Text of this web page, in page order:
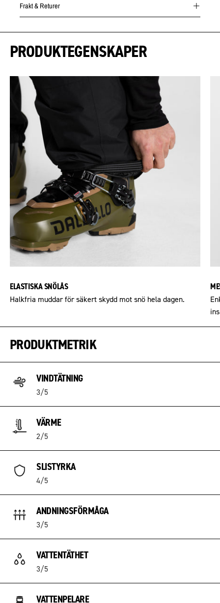
Frakt & Returer
PRODUKTEGENSKAPER
ELASTISKA SNÖLÅS
Halkfria muddar för säkert skydd mot snö hela dagen.
PRODUKTMETRIK
VINDTÄTNING
3/5
VÄRME
2/5
SLISTYRKA
4/5
ANDNINGSFÖRMÅGA
3/5
VATTENTÄTHET
3/5
VATTENPELARE